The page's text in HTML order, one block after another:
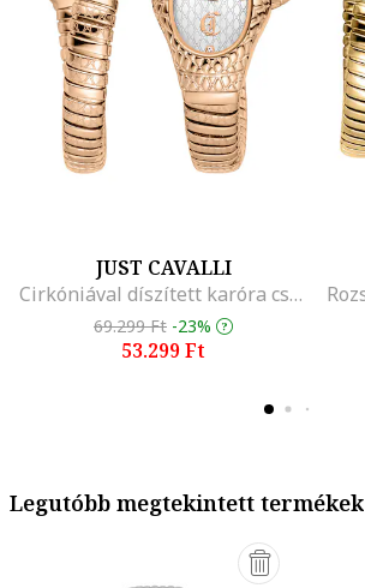
JUST CAVALLI
Cirkóniával díszített karóra csuklóra tekerhető szíjjal, Rózsaarany
69.299 Ft -23%
53.299 Ft
Legutóbb megtekintett termékek